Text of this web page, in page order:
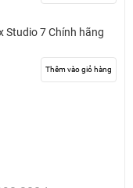
Studio 7 Chính hãng
Thêm vào giỏ hàng